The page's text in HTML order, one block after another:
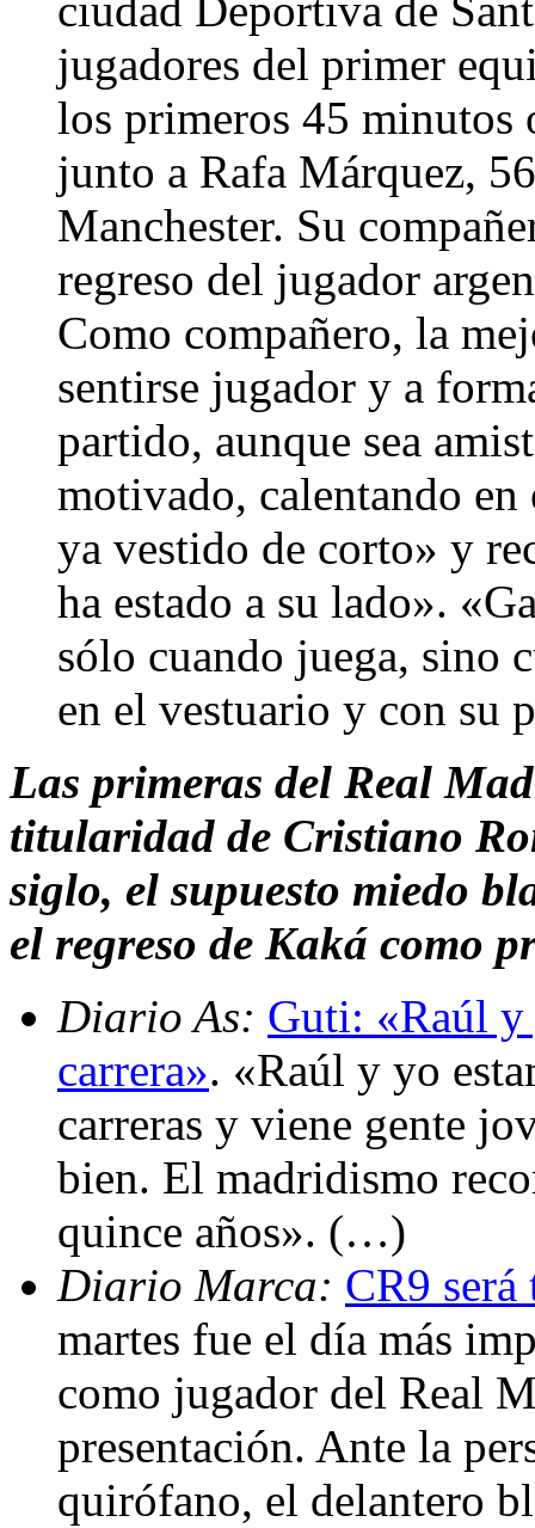
jugadores del primer
los primeros 45 minutos
junto a Rafa Márquez,
Manchester. Su
regreso del jugador
Como compañero, la
sentirse jugador y a
partido, aunque sea
motivado, calentando
ya vestido de corto» y
ha estado a su lado».
sólo cuando juega, sino
en el vestuario y con su
Las primeras del Real
titularidad de Cristiano
siglo, el supuesto miedo
el regreso de Kaká como
Diario As: Guti: «Raúl y
carrera». «Raúl y yo
carreras y viene gente
bien. El madridismo
quince años». (…)
Diario Marca: CR9
martes fue el día más
como jugador del Real
presentación. Ante la
quirófano, el delantero